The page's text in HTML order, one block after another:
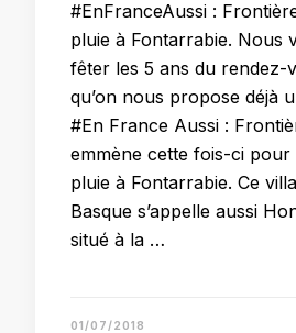
#EnFranceAussi :
pluie à Fontarrabie. Nous
fêter les 5 ans du rendez-
qu’on nous propose déjà
#En France Aussi :
emmène cette fois-ci
pluie à Fontarrabie. Ce
Basque s’appelle aussi
situé à la …
01/07/2018